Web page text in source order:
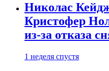
Николас
Кристофер
из-за отказа
1 неделя спустя